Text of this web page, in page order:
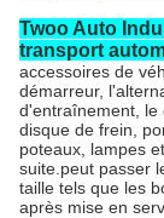
Twoo Auto
transport
accessoires de
démarreur,
d'entraînement, le
disque de frein,
poteaux, lampes
suite.peut passer
taille tels que les
après mise en